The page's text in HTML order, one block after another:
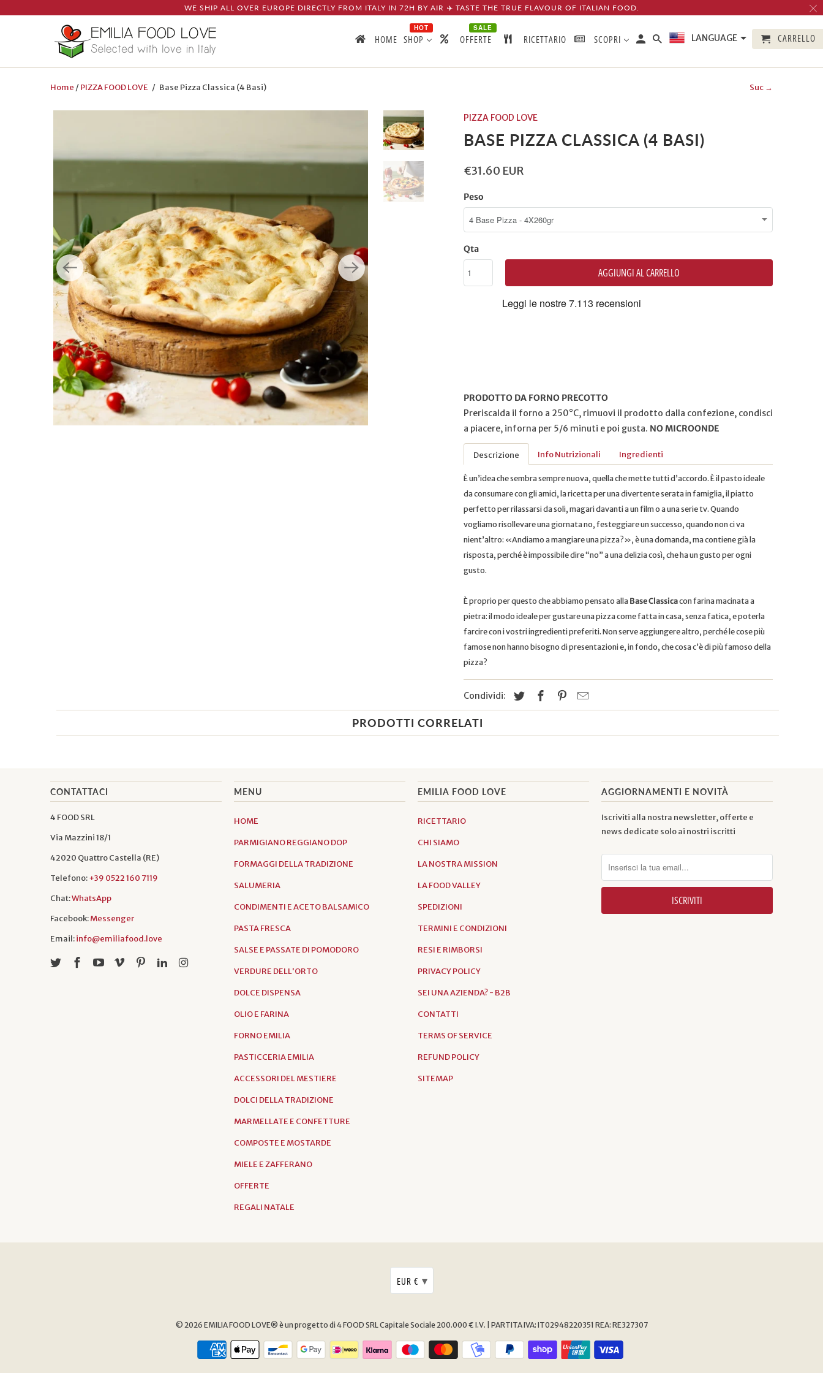
Suc →
Home /PIZZA FOOD LOVE / Base Pizza Classica (4 Basi)
PIZZA FOOD LOVE
BASE PIZZA CLASSICA (4 BASI)
€31.60 EUR
Peso
Qta
AGGIUNGI AL CARRELLO
PRODOTTO DA FORNO PRECOTTO
Preriscalda il forno a 250°C, rimuovi il prodotto dalla confezione, condisci
a piacere, inforna per 5/6 minuti e poi gusta. NO MICROONDE
Descrizione Info Nutrizionali Ingredienti
È un’idea che sembra sempre nuova, quella che mette tutti d’accordo. È il pasto ideale
da consumare con gli amici, la ricetta per una divertente serata in famiglia, il piatto
perfetto per rilassarsi da soli, magari davanti a un film o a una serie tv. Quando
vogliamo risollevare una giornata no, festeggiare un successo, quando non ci va
nient’altro: «Andiamo a mangiare una pizza?», è una domanda, ma contiene già la
risposta, perché è impossibile dire “no” a una delizia così, che ha un gusto per ogni
gusto.
È proprio per questo che abbiamo pensato alla Base Classicacon farina macinata a
pietra: il modo ideale per gustare una pizza come fatta in casa, senza fatica, e poterla
farcire con i vostri ingredienti preferiti. Non serve aggiungere altro, perché le cose più
famose non hanno bisogno di presentazioni e, in fondo, che cosa c’è di più famoso della
pizza?
Condividi:
PRODOTTI CORRELATI
CONTATTACI
4 FOOD SRL
Via Mazzini 18/1
42020 Quattro Castella (RE)
Telefono:+39 0522 160 7119
Chat:WhatsApp
Facebook:Messenger
Email:info@emiliafood.love
MENU
HOME
PARMIGIANO REGGIANO DOP
FORMAGGI DELLA TRADIZIONE
SALUMERIA
CONDIMENTI E ACETO BALSAMICO
PASTA FRESCA
SALSE E PASSATE DI POMODORO
VERDURE DELL'ORTO
DOLCE DISPENSA
OLIO E FARINA
FORNO EMILIA
PASTICCERIA EMILIA
ACCESSORI DEL MESTIERE
DOLCI DELLA TRADIZIONE
MARMELLATE E CONFETTURE
COMPOSTE E MOSTARDE
MIELE E ZAFFERANO
OFFERTE
REGALI NATALE
EMILIA FOOD LOVE
RICETTARIO
CHI SIAMO
LA NOSTRA MISSION
LA FOOD VALLEY
SPEDIZIONI
TERMINI E CONDIZIONI
RESI E RIMBORSI
PRIVACY POLICY
SEI UNA AZIENDA? - B2B
CONTATTI
TERMS OF SERVICE
REFUND POLICY
SITEMAP
AGGIORNAMENTI E NOVITÀ
Iscriviti alla nostra newsletter, offerte e
news dedicate solo ai nostri iscritti
EUR € ▾
© 2026 EMILIA FOOD LOVE® è un progetto di 4 FOOD SRL Capitale Sociale 200.000 € I.V. | PARTITA IVA: IT02948220351 REA: RE327307
WE SHIP ALL OVER EUROPE DIRECTLY FROM ITALY IN 72H BY AIR ✈️ TASTE THE TRUE FLAVOUR OF ITALIAN FOOD.
HOME SHOP
HOT
OFFERTE
SALE
RICETTARIO SCOPRI LANGUAGE CARRELLO